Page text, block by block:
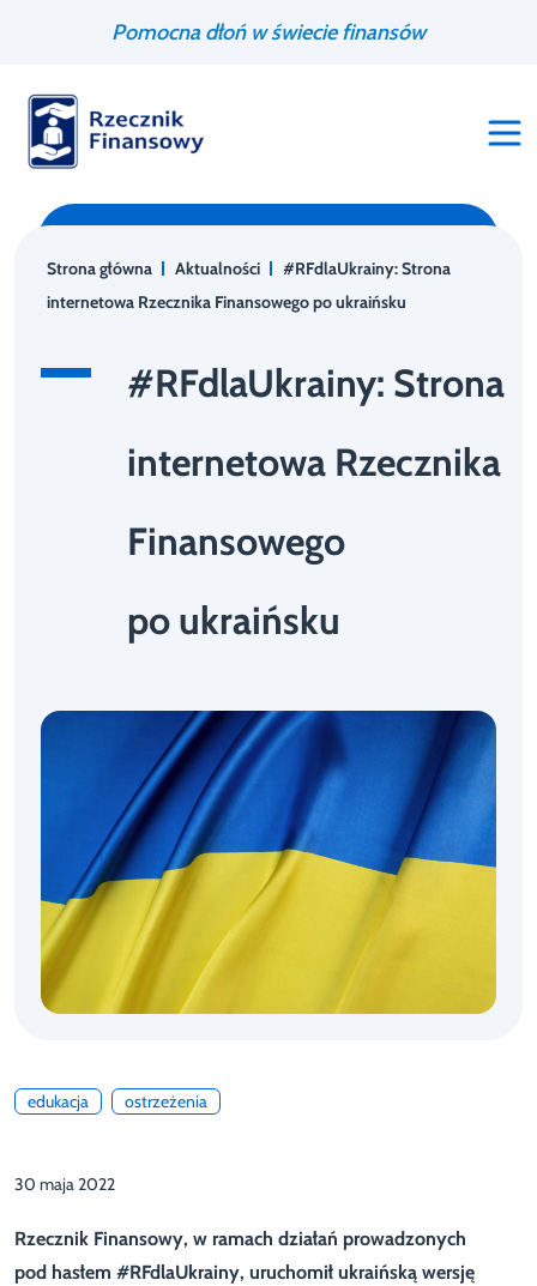
Pomocna dłoń w świecie finansów
Strona główna Aktualności
#RFdlaUkrainy: Strona
internetowa Rzecznika Finansowego po ukraińsku
#RFdlaUkrainy: Strona
internetowa Rzecznika
Finansowego
po ukraińsku
edukacja ostrzeżenia
30 maja 2022
Rzecznik Finansowy, w ramach działań prowadzonych
pod hasłem #RFdlaUkrainy, uruchomił ukraińską wersję